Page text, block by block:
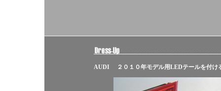
AUDI ２０１０年モデル用LEDテールを付け